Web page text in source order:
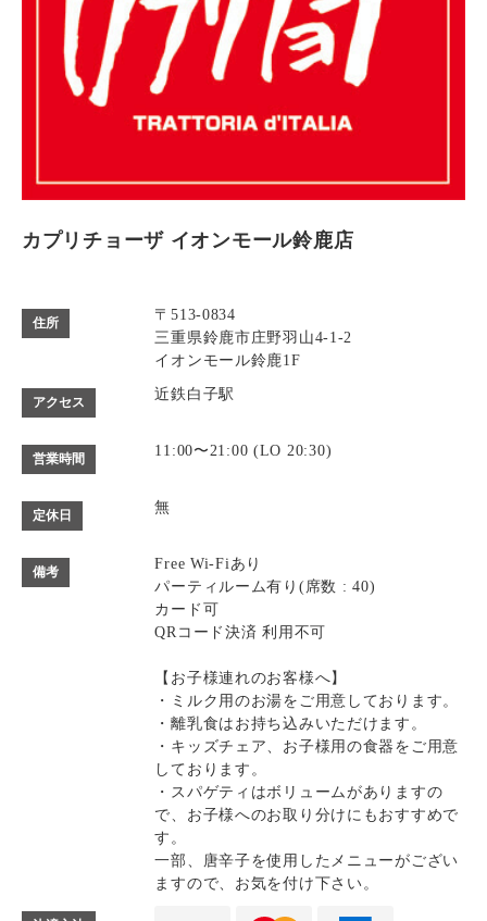
カプリチョーザ イオンモール鈴鹿店
住所
〒513-0834
三重県鈴鹿市庄野羽山4-1-2
イオンモール鈴鹿1F
アクセス 近鉄白子駅
営業時間 11:00〜21:00 (LO 20:30)
定休日 無
備考
Free Wi-Fiあり
パーティルーム有り(席数 : 40)
カード可
QRコード決済 利用不可
【お子様連れのお客様へ】
・ミルク用のお湯をご用意しております。
・離乳食はお持ち込みいただけます。
・キッズチェア、お子様用の食器をご用意
しております。
・スパゲティはボリュームがありますの
で、お子様へのお取り分けにもおすすめで
す。
一部、唐辛子を使用したメニューがござい
ますので、お気を付け下さい。